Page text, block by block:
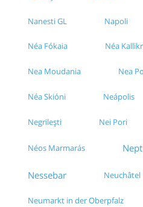
Nanesti GL Napoli
Néa Fókaia Néa
Nea Moudania Nea
Néa Skióni Neápolis
Negrilești Nei Pori
Néos Marmarás
Nessebar Neuchâtel
Neumarkt in der Oberpfalz